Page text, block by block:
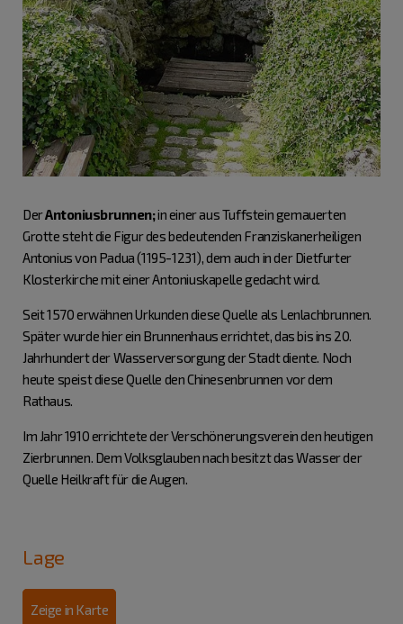
DerAntoniusbrunnen;in einer aus Tuffstein gemauerten
Grotte steht die Figur des bedeutenden Franziskanerheiligen
Antonius von Padua (1195-1231), dem auch in der Dietfurter
Klosterkirche mit einer Antoniuskapelle gedacht wird.
Seit 1570 erwähnen Urkunden diese Quelle als Lenlachbrunnen.
Später wurde hier ein Brunnenhaus errichtet, das bis ins 20.
Jahrhundert der Wasserversorgung der Stadt diente. Noch
heute speist diese Quelle den Chinesenbrunnen vor dem
Rathaus.
Im Jahr 1910 errichtete der Verschönerungsverein den heutigen
Zierbrunnen. Dem Volksglauben nach besitzt das Wasser der
Quelle Heilkraft für die Augen.
Lage
Zeige in Karte